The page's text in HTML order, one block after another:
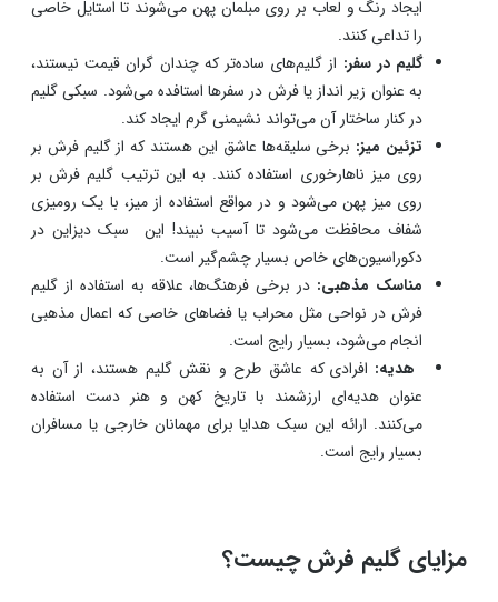
تزئین دیوار:گلیم فرش‌ها معمولاً طرح و نقش‌های زیبایی دارند
و در برخی نواحی، برای تزیین دیوار از آن استافده می‌شود. سبک
آویز کردن گلیم بر روی دیوار به شکلی است که می‌تواند
اتمسفری از گذشته، هنر و سنت تداعی کند. معمولا دیزاین یک
بخش از دکوراسیون با همین گلیم‌های دیوار کوب موجب می‌شود
تا استایلی سنتی با سماور و پشتی رقم بخورد.
پوشش مبلمان:
گلیم فرش‌ها در بعضی خانه‌ها به عنوان یک
پوشش محافظ برای مبلمان استفاده می‌شوند. گاهی نیز برای
ایجاد رنگ و لعاب بر روی مبلمان پهن می‌شوند تا استایل خاصی
را تداعی کنند.
گلیم در سفر:از گلیم‌های ساده‌تر که چندان گران قیمت نیستند،
به عنوان زیر انداز یا فرش در سفرها استافده می‌شود. سبکی گلیم
در کنار ساختار آن می‌تواند نشیمنی گرم ایجاد کند.
تزئین میز:برخی سلیقه‌ها عاشق این هستند که از گلیم فرش‌ بر
روی میز ناهارخوری استفاده کنند. به این ترتیب گلیم فرش بر
روی میز پهن می‌شود و در مواقع استفاده از میز، با یک رومیزی
فرش در نواحی مثل محراب یا فضاهای خاصی که اعمال مذهبی